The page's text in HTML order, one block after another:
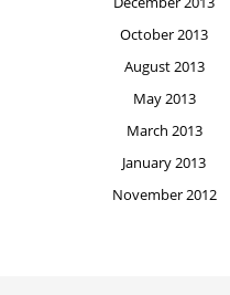
October 2013
August 2013
May 2013
March 2013
January 2013
November 2012